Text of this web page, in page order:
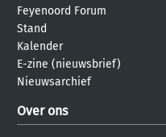
Feyenoord Forum
Stand
Kalender
E-zine (nieuwsbrief)
Nieuwsarchief
Over ons